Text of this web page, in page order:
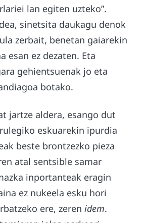
lan egiten uzteko”.
sinetsita daukagu denok
zerbait, benetan gaiarekin
esan ez dezaten. Eta
gehientsuenak jo eta
botako.
jartze aldera, esango dut
eskuarekin ipurdia
beste brontzezko pieza
atal sentsible samar
inportanteak eragin
ez nukeela esku hori
ere, zeren idem.